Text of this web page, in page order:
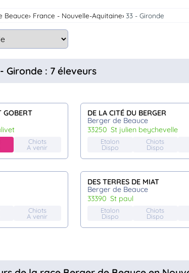
Beauce France - Nouvelle-Aquitaine 33 - Gironde
Gironde : 7 éleveurs
GOBERT
Chiots
A venir
DE LA CITÉ DU BERGER
Berger de Beauce
33250
st julien beychevelle
Etalon
Dispo
Chiots
Dispo
Chiots
A venir
DES TERRES DE MIAT
Berger de Beauce
33390
st paul
Etalon
Dispo
Chiots
Dispo